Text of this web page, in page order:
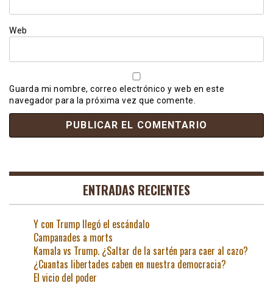
Web
Guarda mi nombre, correo electrónico y web en este
navegador para la próxima vez que comente.
ENTRADAS RECIENTES
Y con Trump llegó el escándalo
Campanades a morts
Kamala vs Trump. ¿Saltar de la sartén para caer al cazo?
¿Cuantas libertades caben en nuestra democracia?
El vicio del poder